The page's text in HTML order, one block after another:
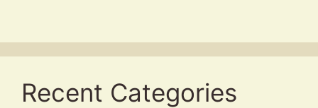
Recent Categories